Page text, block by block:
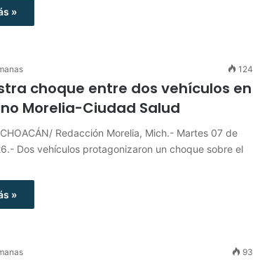
»
124
choque entre dos vehículos en
Morelia-Ciudad Salud
Redacción Morelia, Mich.- Martes 07 de
Dos vehículos protagonizaron un choque sobre el
»
93